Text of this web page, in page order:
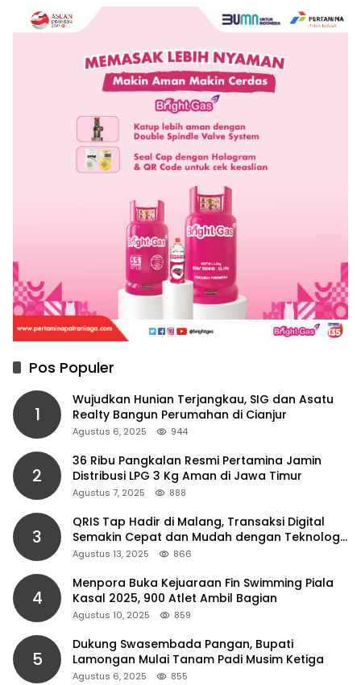
Pos Populer
1
Wujudkan Hunian Terjangkau, SIG dan Asatu
Realty Bangun Perumahan di Cianjur
Agustus 6, 2025 944
2
36 Ribu Pangkalan Resmi Pertamina Jamin
Distribusi LPG 3 Kg Aman di Jawa Timur
Agustus 7, 2025 888
3
QRIS Tap Hadir di Malang, Transaksi Digital
Semakin Cepat dan Mudah dengan Teknologi
NFC
Agustus 13, 2025 866
4
Menpora Buka Kejuaraan Fin Swimming Piala
Kasal 2025, 900 Atlet Ambil Bagian
Agustus 10, 2025 859
5
Dukung Swasembada Pangan, Bupati
Lamongan Mulai Tanam Padi Musim Ketiga
Agustus 6, 2025 855